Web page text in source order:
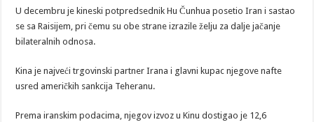
U decembru je kineski potpredsednik Hu Čunhua posetio Iran i sastao
se sa Raisijem, pri čemu su obe strane izrazile želju za dalje jačanje
bilateralnih odnosa.
Kina je najveći trgovinski partner Irana i glavni kupac njegove nafte
usred američkih sankcija Teheranu.
Prema iranskim podacima, njegov izvoz u Kinu dostigao je 12,6